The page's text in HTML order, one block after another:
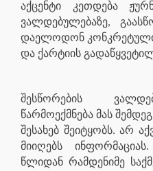
აქცენტი კეთდება
ვალდებულებაზე,
დაელოდონ კონკრეტული
და ქარტიის
შესწორების
წარმოექმნება მას
შესახებ შეიტყობს. არ
მიიღებს
წლიდან რამდენიმე